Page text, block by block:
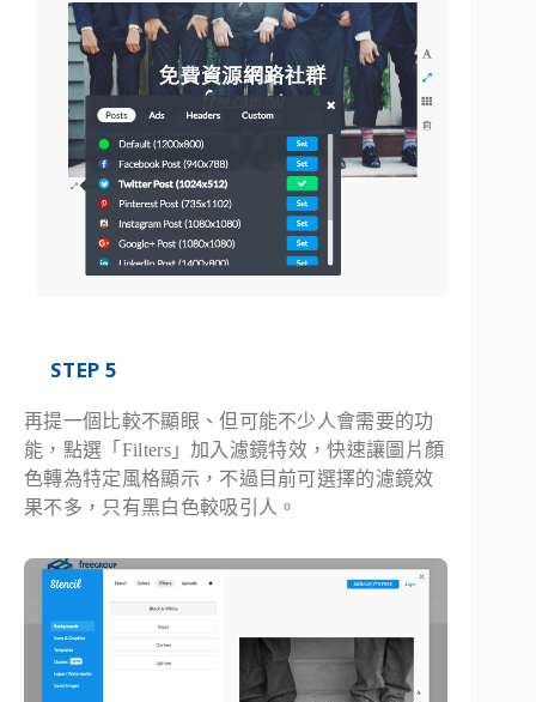
STEP 5
再提一個比較不顯眼、但可能不少人會需要的功
能，點選「Filters」加入濾鏡特效，快速讓圖片顏
色轉為特定風格顯示，不過目前可選擇的濾鏡效
果不多，只有黑白色較吸引人。